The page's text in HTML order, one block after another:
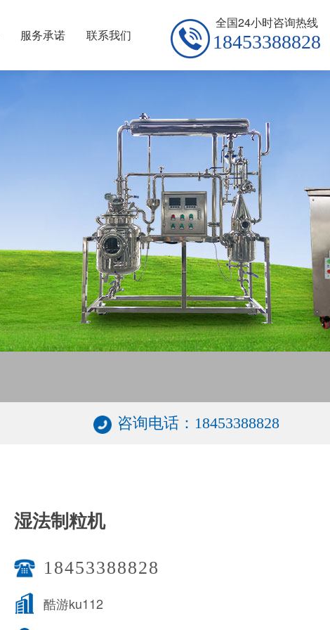
服务承诺 联系我们
全国24小时咨询热线
18453388828
咨询电话：18453388828
湿法制粒机
18453388828
酷游ku112